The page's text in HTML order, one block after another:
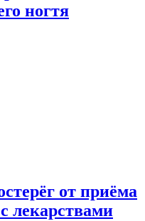
ногтя
от приёма
лекарствами